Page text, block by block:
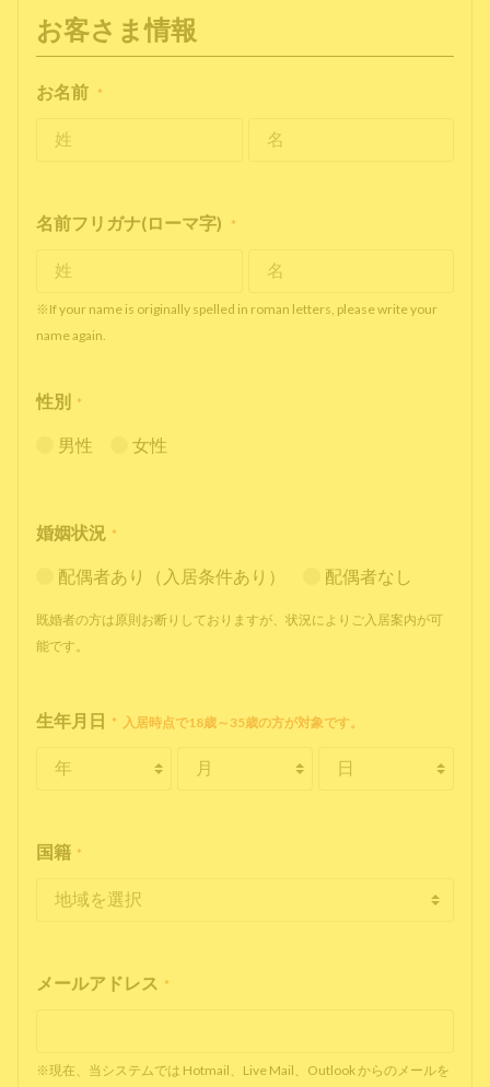
お客さま情報
お名前 *
名前フリガナ(ローマ字) *
※If your name is originally spelled in roman letters, please write your
name again.
性別 *
男性 女性
婚姻状況 *
配偶者あり（入居条件あり） 配偶者なし
既婚者の方は原則お断りしておりますが、状況によりご入居案内が可
能です。
生年月日 * 入居時点で18歳～35歳の方が対象です。
国籍 *
メールアドレス *
※現在、当システムでは Hotmail、Live Mail、Outlook からのメールを